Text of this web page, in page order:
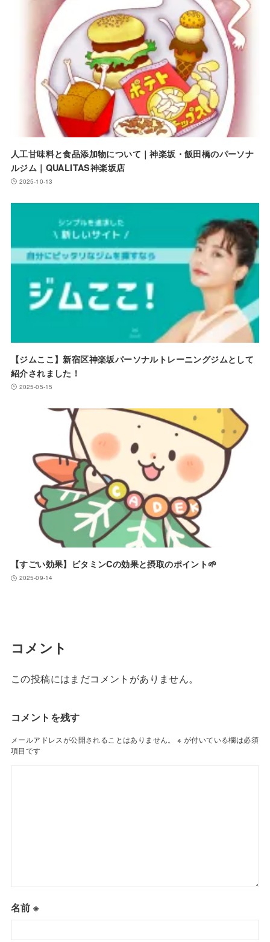
人工甘味料と食品添加物について｜神楽坂・飯田橋のパーソナ
ルジム｜QUALITAS神楽坂店
2025-10-13
【ジムここ】新宿区神楽坂パーソナルトレーニングジムとして
紹介されました！
2025-05-15
【すごい効果】ビタミンCの効果と摂取のポイント🌱
2025-09-14
コメント
この投稿にはまだコメントがありません。
コメントを残す
メールアドレスが公開されることはありません。 ※ が付いている欄は必須
項目です
名前※